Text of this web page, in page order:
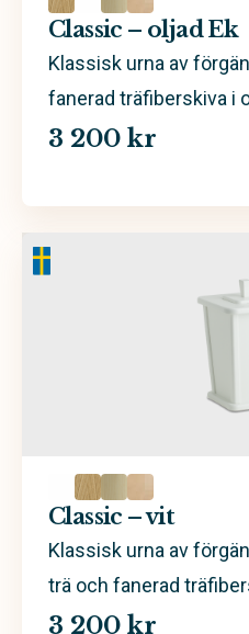
Classic – oljad Ek
Klassisk urna av
fanerad träfiberskiva i
3 200 kr
Classic – vit
Klassisk urna av
trä och fanerad
3 200 kr